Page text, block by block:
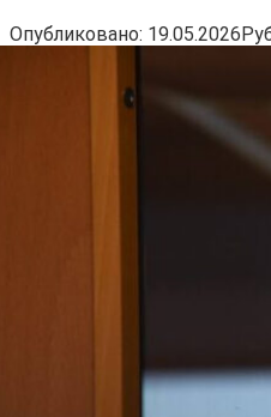
Опубликовано: 19.05.2026